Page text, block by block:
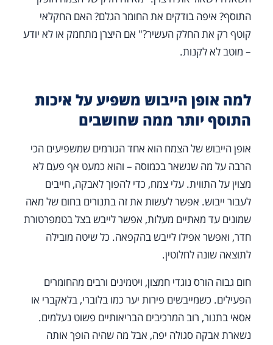
התוסף? איפה בודקים את החומר הגלם? האם החקלאי
קוטף רק את החלק העשיר?" אם היצרן מתחמק או לא יודע
– מוטב לא לקנות.
למה אופן הייבוש משפיע על איכות
התוסף יותר ממה שחושבים
אופן הייבוש של הצמח הוא אחד הגורמים שמשפיעים הכי
הרבה על מה שנשאר בכמוסה – והוא כמעט אף פעם לא
מצוין על התווית. עלי צמח, כדי להפוך לאבקה, חייבים
לעבור ייבוש. אפשר לעשות את זה בתנורים בחום של מאה
שמונים עד מאתיים מעלות, אפשר לייבש בצל בטמפרטורת
חדר, ואפשר אפילו לייבש בהקפאה. כל שיטה מובילה
לתוצאה שונה לחלוטין.
חום גבוה הורס נוגדי חמצון, ויטמינים ורבים מהחומרים
הפעילים. כשמייבשים פירות יער כמו בלוברי, בלאקברי או
אסאי בתנור, רוב המרכיבים הבריאותיים פשוט נעלמים.
נשארת אבקה סגולה יפה, אבל מה שהיה הופך אותה